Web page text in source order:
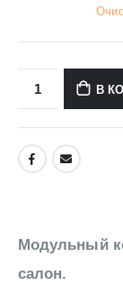
В
Модульный
салон.